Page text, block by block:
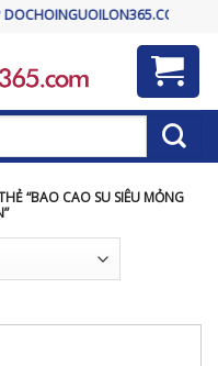
“BAO CAO SU SIÊU MỎNG